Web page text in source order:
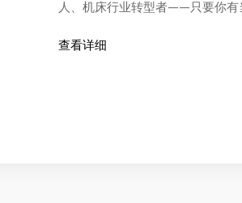
人、机床行业转型者——只要你有
查看详细